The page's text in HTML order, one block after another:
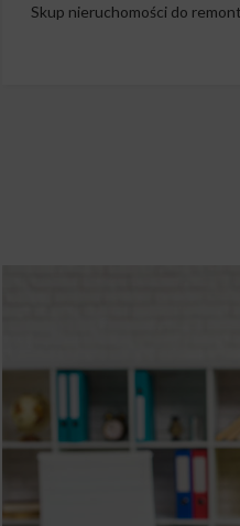
Skup nieruchomości do